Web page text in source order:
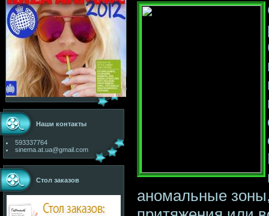
Наши контакты
593337764
sinema.at.ua@gmail.com
Стол заказов
аномальные